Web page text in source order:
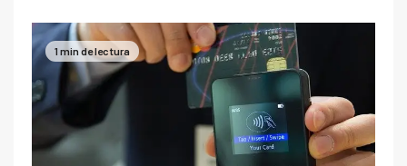
1 min de lectura